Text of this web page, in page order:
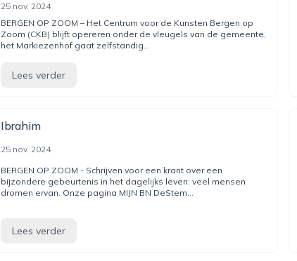
25 nov. 2024
BERGEN OP ZOOM – Het Centrum voor de Kunsten Bergen op
Zoom (CKB) blijft opereren onder de vleugels van de gemeente,
het Markiezenhof gaat zelfstandig...
Lees verder
Ibrahim
25 nov. 2024
BERGEN OP ZOOM - Schrijven voor een krant over een
bijzondere gebeurtenis in het dagelijks leven: veel mensen
dromen ervan. Onze pagina MIJN BN DeStem...
Lees verder